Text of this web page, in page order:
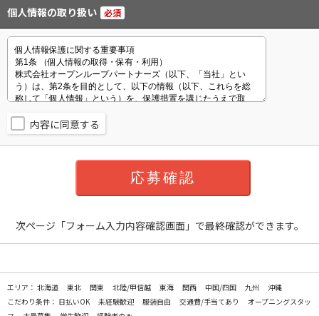
個人情報の取り扱い 必須
内容に同意する
次ページ「フォーム入力内容確認画面」で最終確認ができます。
エリア： 北海道 東北 関東 北陸/甲信越 東海 関西 中国/四国 九州
沖縄
こだわり条件： 日払いOK 未経験歓迎 服装自由 交通費/手当てあり
オープニングスタッ